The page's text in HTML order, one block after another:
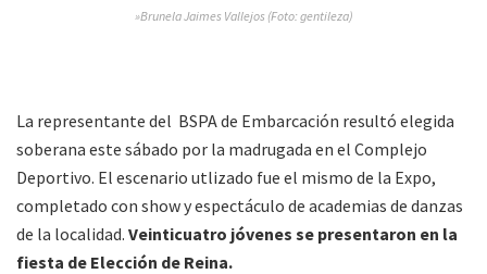
»Brunela Jaimes Vallejos (Foto: gentileza)
La representante del BSPA de Embarcación resultó elegida
soberana este sábado por la madrugada en el Complejo
Deportivo. El escenario utlizado fue el mismo de la Expo,
completado con show y espectáculo de academias de danzas
de la localidad. Veinticuatro jóvenes se presentaron en la
fiesta de Elección de Reina.